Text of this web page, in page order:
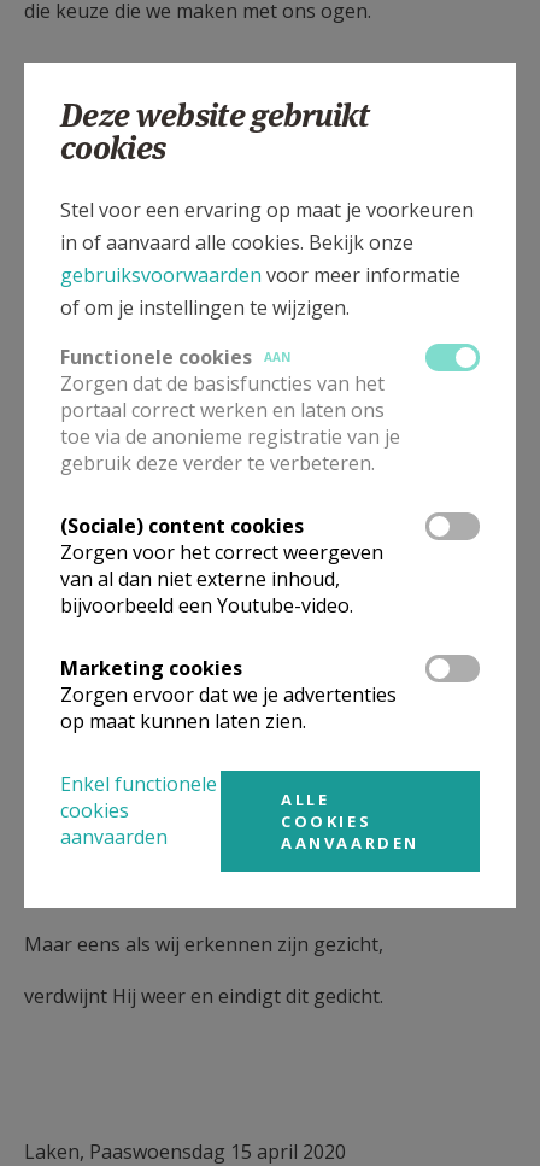
die keuze die we maken met ons ogen.
Gaan wij de weg op van het Leven
om zo te kijken in het heden.
En zo de Schepper tegemoet,
die kracht van ochtendgloed.
Om zo uiteindelijk te rusten.
Om stil te staan in ons bestaan,
de Weg met Jezus samen gaan.
om dankbaar in 't leven te staan.
Zo zien wij Hem in alle dingen
als tastbaar teken in het heden.
Maar eens als wij erkennen zijn gezicht,
verdwijnt Hij weer en eindigt dit gedicht.
Laken, Paaswoensdag 15 april 2020
Deze website gebruikt
cookies
Stel voor een ervaring op maat je voorkeuren
in of aanvaard alle cookies. Bekijk onze
gebruiksvoorwaarden voor meer informatie
of om je instellingen te wijzigen.
Functionele cookies
AAN
Zorgen dat de basisfuncties van het
portaal correct werken en laten ons
toe via de anonieme registratie van je
gebruik deze verder te verbeteren.
(Sociale) content cookies
Zorgen voor het correct weergeven
van al dan niet externe inhoud,
bijvoorbeeld een Youtube-video.
Marketing cookies
Zorgen ervoor dat we je advertenties
op maat kunnen laten zien.
Enkel functionele
cookies
aanvaarden
ALLE
COOKIES
AANVAARDEN